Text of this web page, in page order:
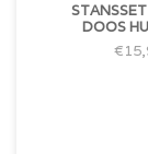
DOOS